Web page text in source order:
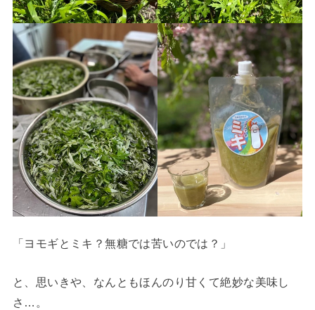
「ヨモギとミキ？無糖では苦いのでは？」
と、思いきや、なんともほんのり甘くて絶妙な美味し
さ…。